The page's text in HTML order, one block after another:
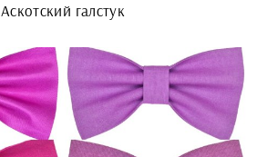
Аскотский галстук